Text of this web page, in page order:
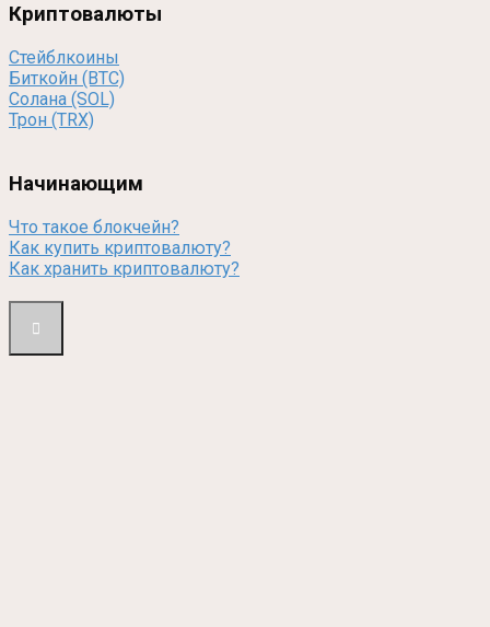
Криптовалюты
Стейблкоины
Биткойн (BTC)
Солана (SOL)
Трон (TRX)
Начинающим
Что такое блокчейн?
Как купить криптовалюту?
Как хранить криптовалюту?